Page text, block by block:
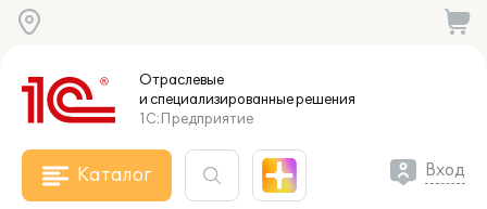
Отраслевые
и специализированныерешения
1С:Предприятие
Каталог Вход